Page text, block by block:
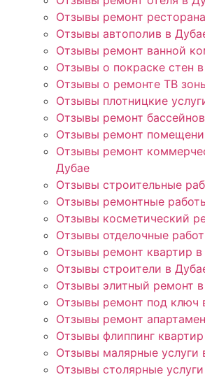
Отзывы ремонт
Отзывы автополив в
Отзывы ремонт ванной
Отзывы о покраске стен
Отзывы о ремонте ТВ
Отзывы плотницкие
Отзывы ремонт
Отзывы ремонт
Отзывы ремонт
Дубае
Отзывы строительные
Отзывы ремонтные
Отзывы косметический
Отзывы отделочные
Отзывы ремонт квартир
Отзывы строители в
Отзывы элитный ремонт
Отзывы ремонт под ключ
Отзывы ремонт
Отзывы флиппинг
Отзывы малярные услуги
Отзывы столярные